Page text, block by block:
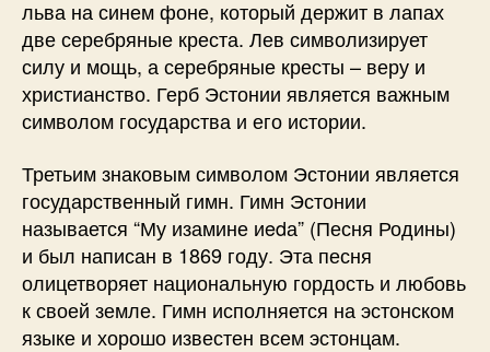
льва на синем фоне, который держит в лапах
две серебряные креста. Лев символизирует
силу и мощь, а серебряные кресты – веру и
христианство. Герб Эстонии является важным
символом государства и его истории.
Третьим знаковым символом Эстонии является
государственный гимн. Гимн Эстонии
называется “Му изамине иedа” (Песня Родины)
и был написан в 1869 году. Эта песня
олицетворяет национальную гордость и любовь
к своей земле. Гимн исполняется на эстонском
языке и хорошо известен всем эстонцам.